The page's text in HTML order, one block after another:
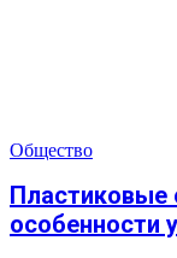
Общество
Пластиковые
особенности